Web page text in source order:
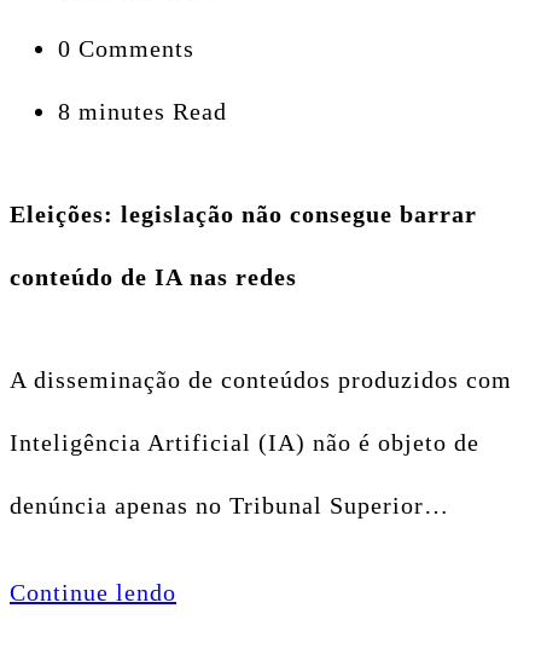
0 Comments
8 minutes Read
Eleições: legislação não consegue barrar
conteúdo de IA nas redes
A disseminação de conteúdos produzidos com
Inteligência Artificial (IA) não é objeto de
denúncia apenas no Tribunal Superior…
Continue lendo